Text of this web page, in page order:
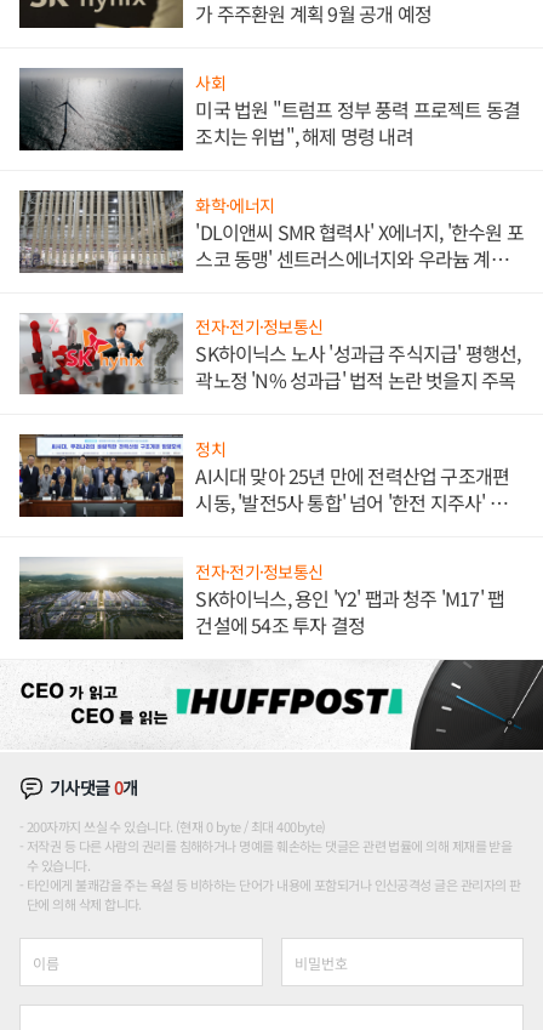
가 주주환원 계획 9월 공개 예정
사회
미국 법원 "트럼프 정부 풍력 프로젝트 동결
조치는 위법", 해제 명령 내려
화학·에너지
'DL이앤씨 SMR 협력사' X에너지, '한수원 포
스코 동맹' 센트러스에너지와 우라늄 계약
전자·전기·정보통신
SK하이닉스 노사 '성과급 주식지급' 평행선,
곽노정 'N% 성과급' 법적 논란 벗을지 주목
정치
AI시대 맞아 25년 만에 전력산업 구조개편
시동, '발전5사 통합' 넘어 '한전 지주사' 재편
전자·전기·정보통신
SK하이닉스, 용인 'Y2' 팹과 청주 'M17' 팹
건설에 54조 투자 결정
기사댓글0개
200자까지 쓰실 수 있습니다. (현재 0 byte / 최대 400byte)
저작권 등 다른 사람의 권리를 침해하거나 명예를 훼손하는 댓글은 관련 법률에 의해 제재를 받을
수 있습니다.
타인에게 불쾌감을 주는 욕설 등 비하하는 단어가 내용에 포함되거나 인신공격성 글은 관리자의 판
단에 의해 삭제 합니다.